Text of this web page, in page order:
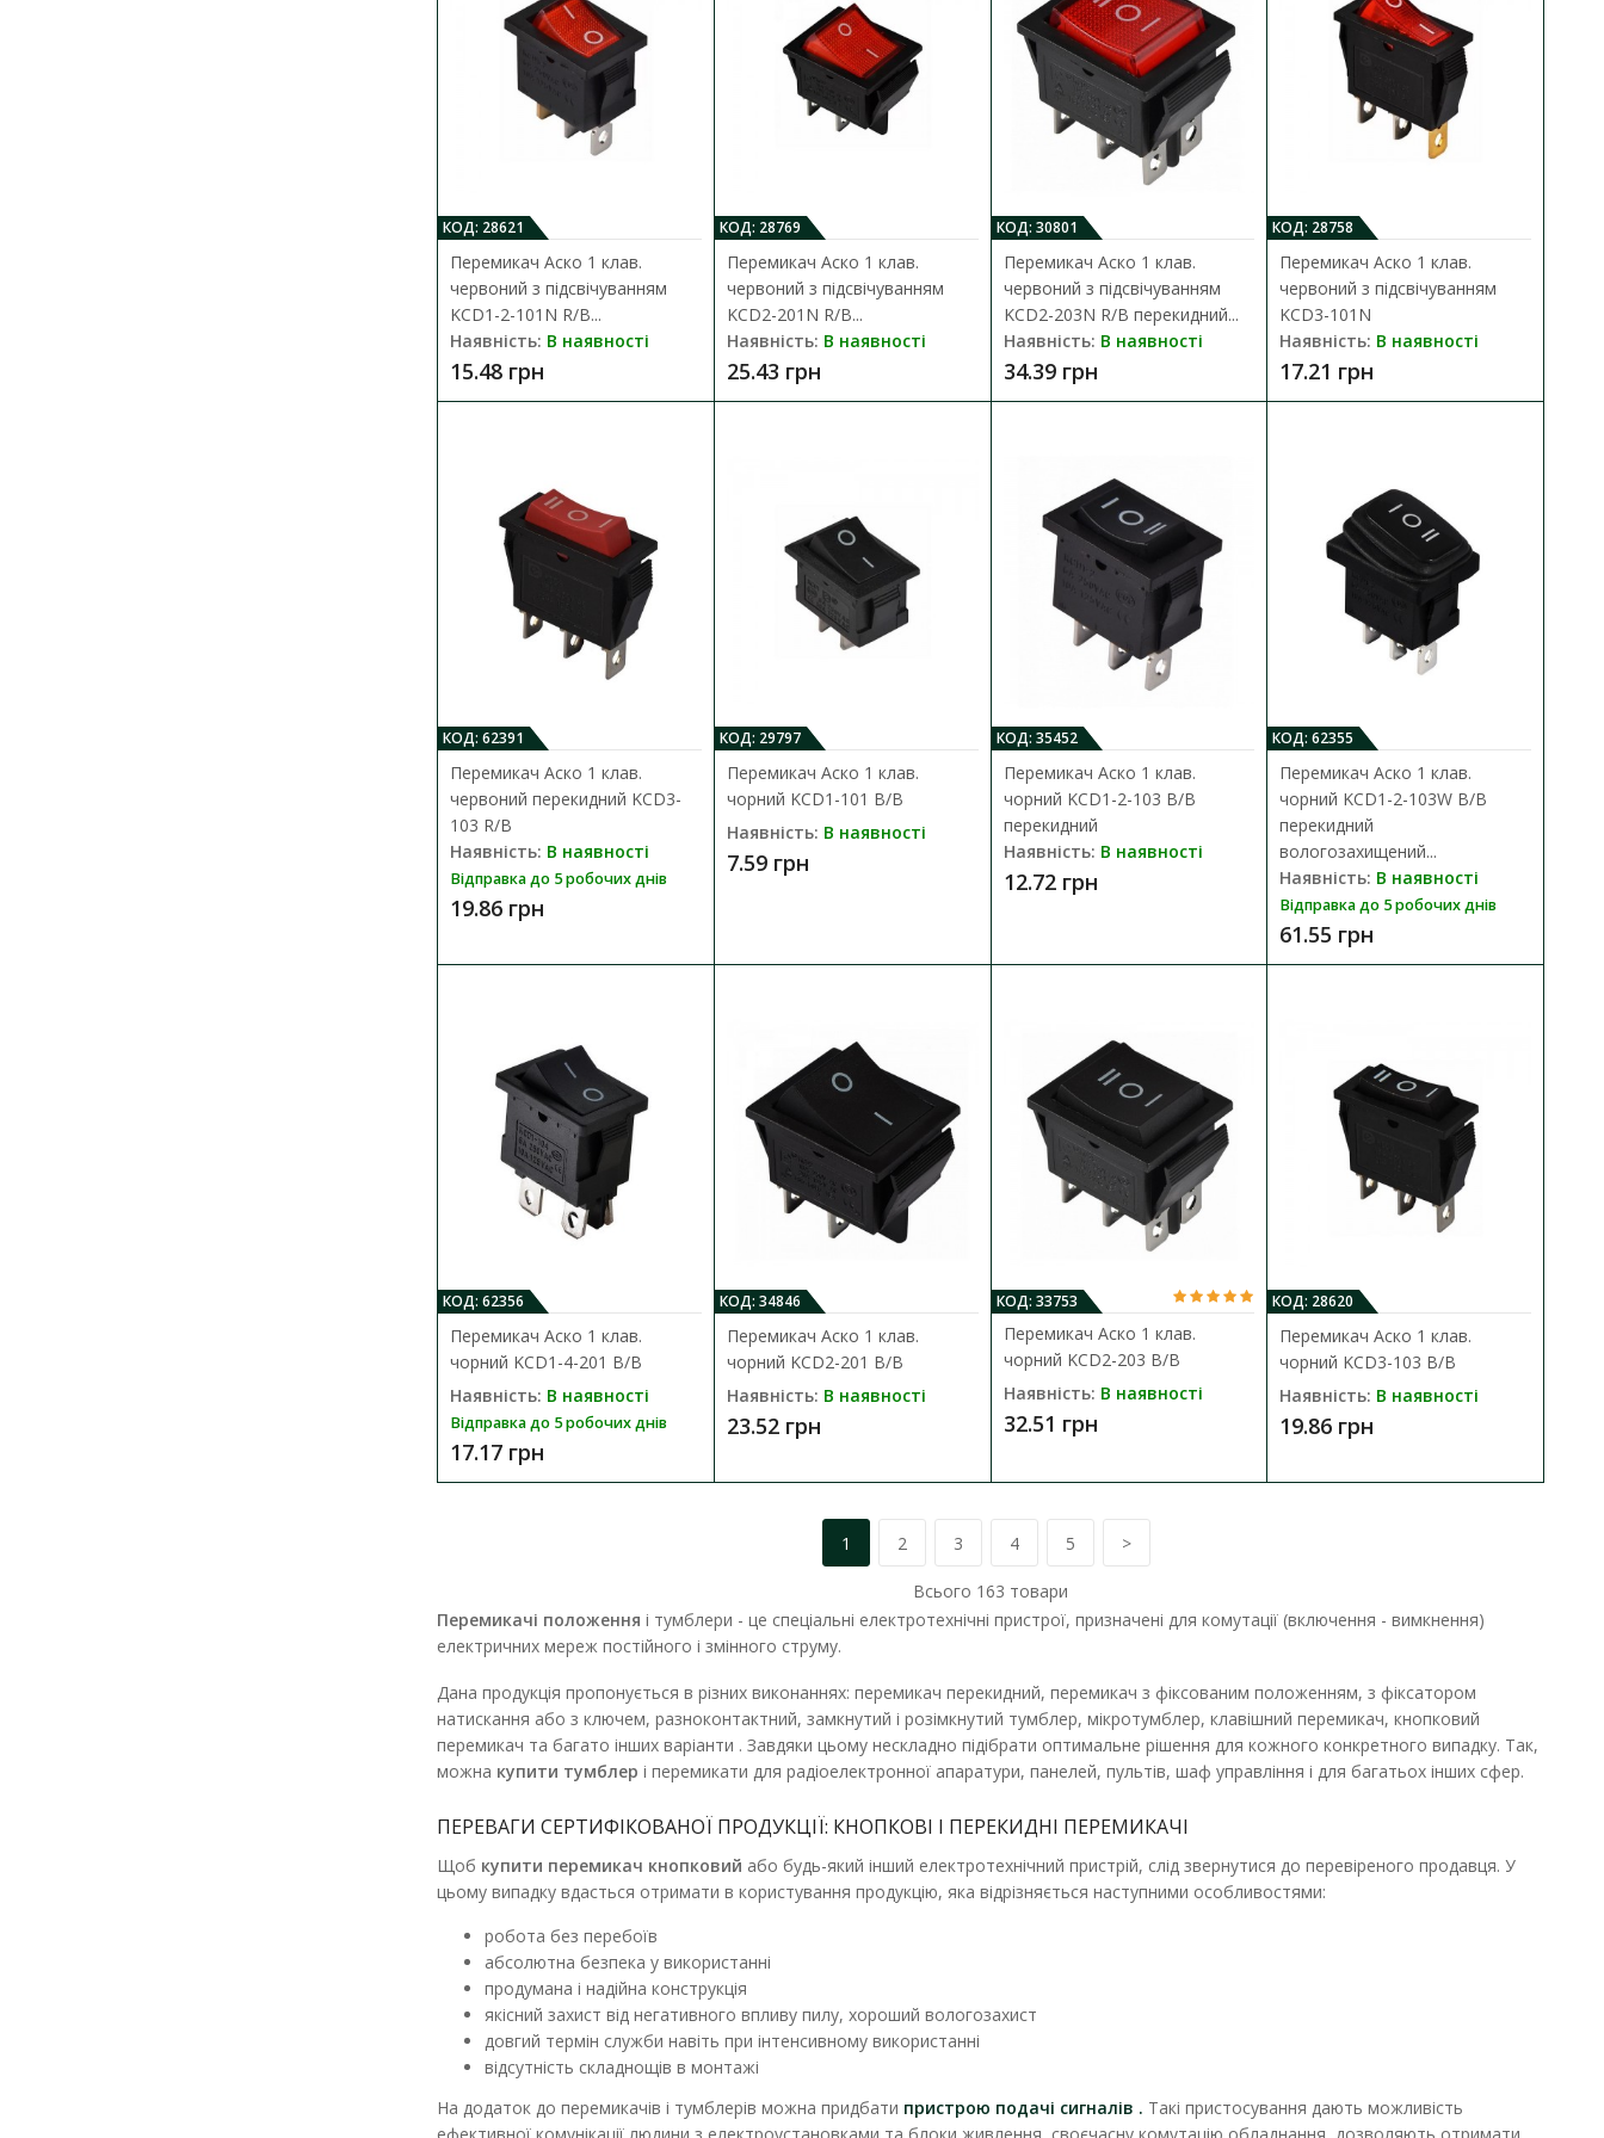
15.48 грн
Перемикач Аско 1 клав. зелений з підсвічуванням KCD3-
101N GR/B
Наявність: В наявності
Клавішний перемикач призначений для комутації низьковольтних
електричних кіл керування, живлення тощ..
17.21 грн
ДО КОШИКА
В закладки
Перемикач Аско 1 клав. круглий білий KCD1-5-101 W/W
Наявність: В наявності
Клавішний перемикач призначений для комутації низьковольтних
12.38 грн
ДО КОШИКА
Клавішний перемикач призначений для комутації низьковольтних
електричних кіл керування, живлення тощ..
12.38 грн
В порівняння
В закладки
Перемикач Аско 1 клав. круглий червоний з
підсвічуванням KCD1-5-101N R/B
Наявність:
електричних кіл керування, живлення тощ..
ДО КОШИКА
В закладки
Перемикач Аско 1 клав. круглий чорний KCD1-5-101 B/B
Наявність: В наявності
Клавішний перемикач призначений для комутації низьковольтних
електричних кіл керування, живлення тощ..
10.60 грн
ДО КОШИКА
В закладки
КОД: 28621
Перемикач Аско 1 клав.
червоний з підсвічуванням
KCD1-2-101N R/B...
Наявність: В наявності
15.48 грн
КОД: 28769
Перемикач Аско 1 клав.
червоний з підсвічуванням
KCD2-201N R/B...
Наявність: В наявності
25.43 грн
КОД: 30801
Перемикач Аско 1 клав.
червоний з підсвічуванням
KCD2-203N R/B перекидний...
Наявність: В наявності
34.39 грн
КОД: 28758
Перемикач Аско 1 клав.
червоний з підсвічуванням
KCD3-101N
Наявність: В наявності
17.21 грн
КОД: 62391
Перемикач Аско 1 клав.
червоний перекидний KCD3-
103 R/B
Наявність: В наявності
Відправка до 5 робочих днів
19.86 грн
КОД: 29797
Перемикач Аско 1 клав.
чорний KCD1-101 B/B
Наявність: В наявності
7.59 грн
КОД: 35452
Перемикач Аско 1 клав.
чорний KCD1-2-103 B/B
перекидний
Наявність: В наявності
12.72 грн
КОД: 62355
Перемикач Аско 1 клав.
чорний KCD1-2-103W B/B
перекидний
вологозахищений...
Наявність: В наявності
Відправка до 5 робочих днів
61.55 грн
КОД: 62356
Перемикач Аско 1 клав.
чорний KCD1-4-201 B/B
Наявність: В наявності
Відправка до 5 робочих днів
17.17 грн
КОД: 34846
Перемикач Аско 1 клав.
чорний KCD2-201 B/B
Наявність: В наявності
23.52 грн
КОД: 33753
Перемикач Аско 1 клав.
чорний KCD2-203 B/B
Наявність: В наявності
32.51 грн
КОД: 28620
Перемикач Аско 1 клав.
чорний KCD3-103 B/B
Наявність: В наявності
19.86 грн
1 2 3 4 5 >
Всього 163 товари
Перемикачі положення і тумблери - це спеціальні електротехнічні пристрої, призначені для комутації (включення - вимкнення)
електричних мереж постійного і змінного струму.
Дана продукція пропонується в різних виконаннях: перемикач перекидний, перемикач з фіксованим положенням, з фіксатором
натискання або з ключем, разноконтактний, замкнутий і розімкнутий тумблер, мікротумблер, клавішний перемикач, кнопковий
перемикач та багато інших варіанти . Завдяки цьому нескладно підібрати оптимальне рішення для кожного конкретного випадку. Так,
можна купити тумблер і перемикати для радіоелектронної апаратури, панелей, пультів, шаф управління і для багатьох інших сфер.
ПЕРЕВАГИ СЕРТИФІКОВАНОЇ ПРОДУКЦІЇ: КНОПКОВІ І ПЕРЕКИДНІ ПЕРЕМИКАЧІ
Щоб купити перемикач кнопковий або будь-який інший електротехнічний пристрій, слід звернутися до перевіреного продавця. У
цьому випадку вдасться отримати в користування продукцію, яка відрізняється наступними особливостями:
робота без перебоїв
абсолютна безпека у використанні
продумана і надійна конструкція
якісний захист від негативного впливу пилу, хороший вологозахист
довгий термін служби навіть при інтенсивному використанні
відсутність складнощів в монтажі
На додаток до перемикачів і тумблерів можна придбати пристрою подачі сигналів . Такі пристосування дають можливість
ефективної комунікації людини з електроустановками та блоки живлення, своєчасну комутацію обладнання, дозволяють отримати